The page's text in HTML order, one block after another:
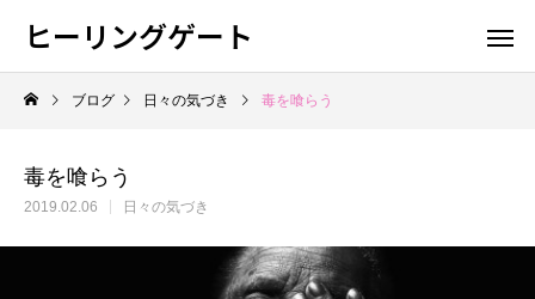
ヒーリングゲート
ブログ 日々の気づき 毒を喰らう
毒を喰らう
2019.02.06 日々の気づき